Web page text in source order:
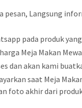
pesan, Langsung
pada produk
Meja Makan
dan akan kami
saat Meja
foto akhir dari